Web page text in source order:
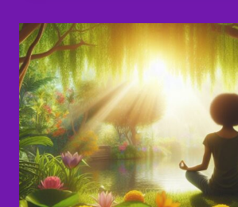
LES
5
CLÉS
DE
LA
PRATIQUE